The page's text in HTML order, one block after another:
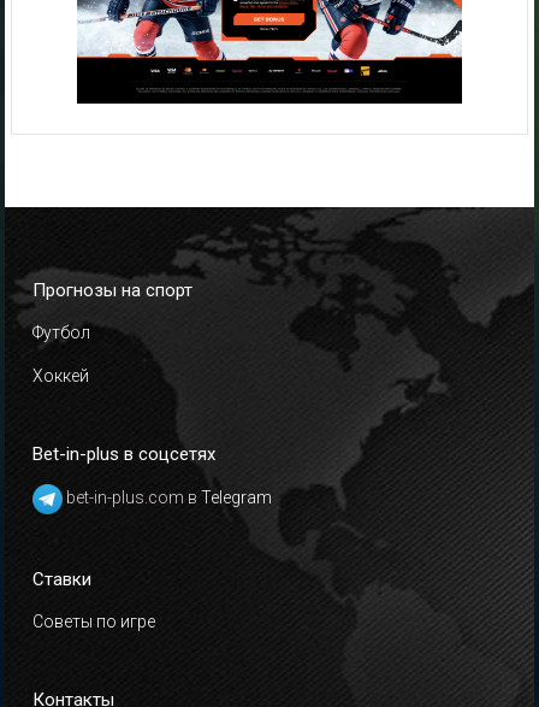
Прогнозы на спорт
Футбол
Хоккей
Bet-in-plus в соцсетях
bet-in-plus.com вTelegram
Ставки
Советы по игре
Контакты